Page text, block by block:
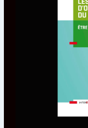
stratégies
de mobiliser
bref la